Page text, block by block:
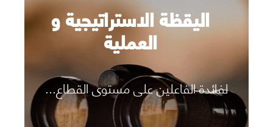
اليقظة الاستراتيجية و
العملية
لفائدة الفاعلين على مستوى القطاع...